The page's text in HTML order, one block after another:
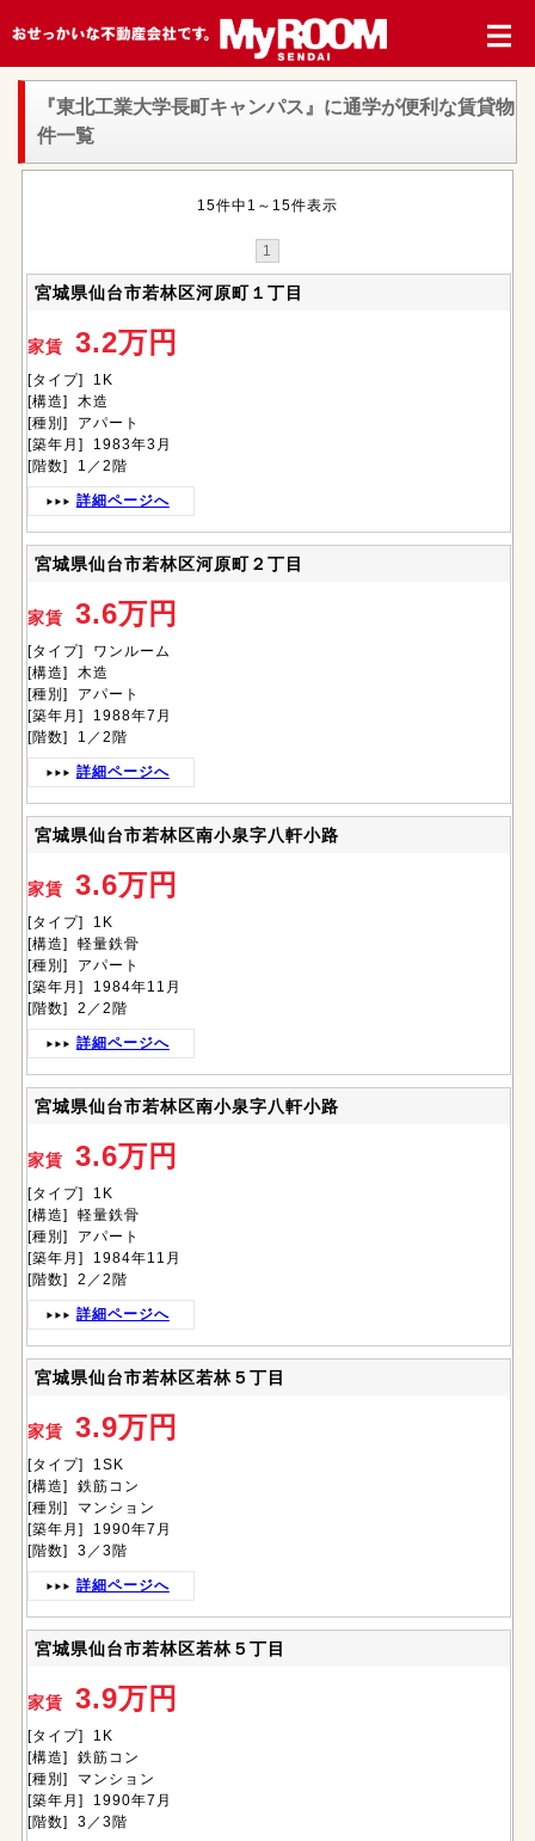
『東北工業大学長町キャンパス』 に通学が便利な賃貸物
件一覧
15件中1～15件表示
1
宮城県仙台市若林区河原町１丁目
家賃 3.2万円
[タイプ] 1K
[構造] 木造
[種別] アパート
[築年月] 1983年3月
[階数] 1／2階
詳細ページへ
宮城県仙台市若林区河原町２丁目
家賃 3.6万円
[タイプ] ワンルーム
[構造] 木造
[種別] アパート
[築年月] 1988年7月
[階数] 1／2階
詳細ページへ
宮城県仙台市若林区南小泉字八軒小路
家賃 3.6万円
[タイプ] 1K
[構造] 軽量鉄骨
[種別] アパート
[築年月] 1984年11月
[階数] 2／2階
詳細ページへ
宮城県仙台市若林区南小泉字八軒小路
家賃 3.6万円
[タイプ] 1K
[構造] 軽量鉄骨
[種別] アパート
[築年月] 1984年11月
[階数] 2／2階
詳細ページへ
宮城県仙台市若林区若林５丁目
家賃 3.9万円
[タイプ] 1SK
[構造] 鉄筋コン
[種別] マンション
[築年月] 1990年7月
[階数] 3／3階
詳細ページへ
宮城県仙台市若林区若林５丁目
家賃 3.9万円
[タイプ] 1K
[構造] 鉄筋コン
[種別] マンション
[築年月] 1990年7月
[階数] 3／3階